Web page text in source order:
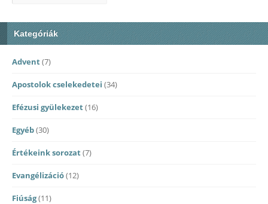
Kategóriák
Advent(7)
Apostolok cselekedetei (34)
Efézusi gyülekezet(16)
Egyéb(30)
Értékeink sorozat(7)
Evangélizáció(12)
Fiúság(11)